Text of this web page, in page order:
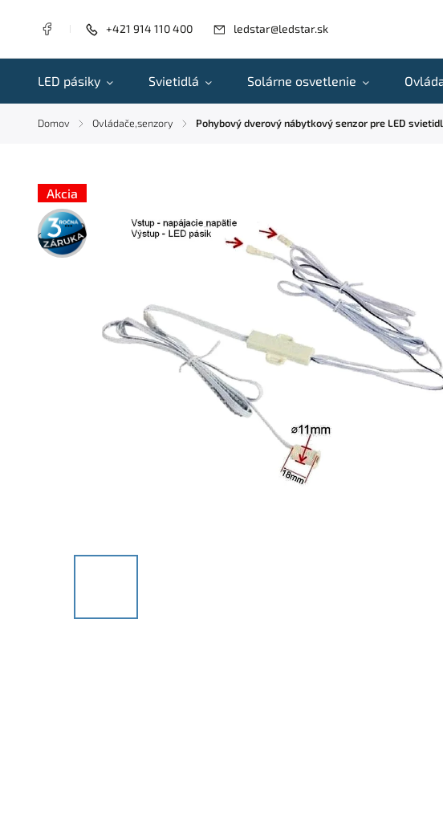
+421 914 110 400 ledstar@ledstar.sk
LED pásiky Svietidlá Solárne osvetlenie
Domov / Ovládače,senzory / Pohybový dverový nábytkový senzor pre LED
Akcia
3 roky
záruka